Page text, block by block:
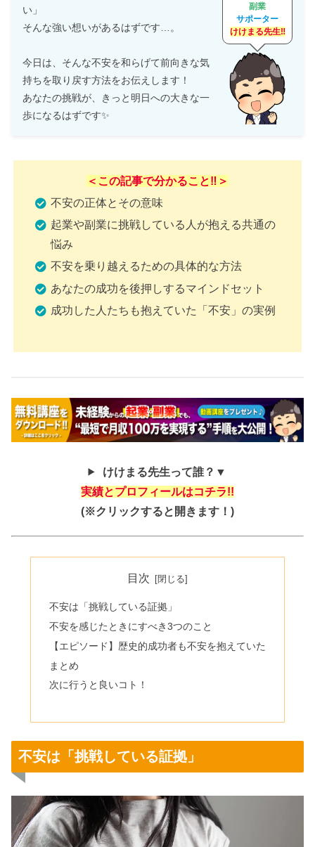
い」
そんな強い想いがあるはずです…。
今日は、そんな不安を和らげて前向きな気
持ちを取り戻す方法をお伝えします！
あなたの挑戦が、きっと明日への大きな一
歩になるはずです✨
副業
サポーター
けけまる先生‼
＜この記事で分かること‼️＞
不安の正体とその意味
起業や副業に挑戦している人が抱える共通の
悩み
不安を乗り越えるための具体的な方法
あなたの成功を後押しするマインドセット
成功した人たちも抱えていた「不安」の実例
けけまる先生って誰？▼
実績とプロフィールはコチラ!!
(※クリックすると開きます！)
目次
不安は「挑戦している証拠」
不安を感じたときにすべき3つのこと
【エピソード】歴史的成功者も不安を抱えていた
まとめ
次に行うと良いコト！
不安は「挑戦している証拠」